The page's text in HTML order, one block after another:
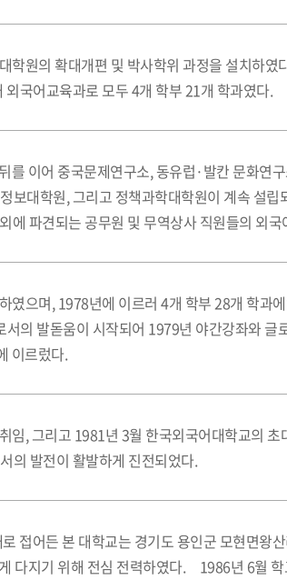
학원의 확대개편 및 박사학위 과정을 설치하
국어교육과로 모두 4개 학부 21개 학과였다.
이어 중국문제연구소, 동유럽·발칸 문화연
보대학원, 그리고 정책과학대학원이 계속 설
파견되는 공무원 및 무역상사 직원들의 외
였으며, 1978년에 이르러 4개 학부 28개 학과
의 발돋움이 시작되어 1979년 야간강좌와
이르렀다.
임, 그리고 1981년 3월 한국외국어대학교의
의 발전이 활발하게 진전되었다.
접어든 본 대학교는 경기도 용인군 모현면왕
다지기 위해 전심 전력하였다. 1986년 6월